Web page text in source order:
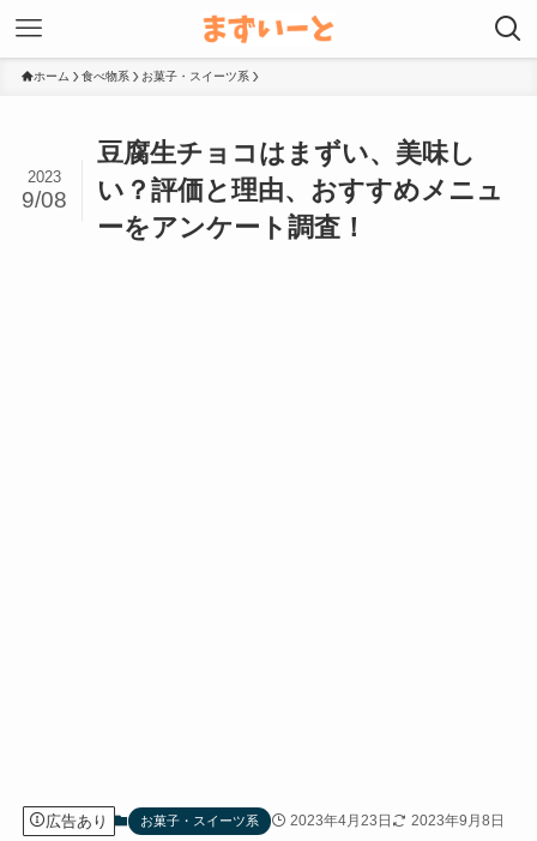
ホーム 食べ物系 お菓子・スイーツ系
豆腐生チョコはまずい、美味し
い？評価と理由、おすすめメニュ
ーをアンケート調査！
2023
9/08
広告あり お菓子・スイーツ系 2023年4月23日 2023年9月8日